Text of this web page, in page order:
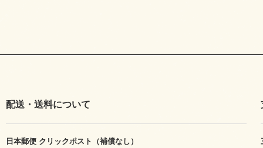
配送・送料について
日本郵便 クリックポスト（補償なし）